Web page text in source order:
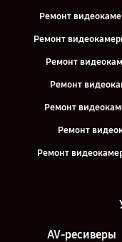
Ремонт
Ремонт
Ремонт
Ремонт
Ремонт
Ремонт
Ремонт
AV-ресиверы